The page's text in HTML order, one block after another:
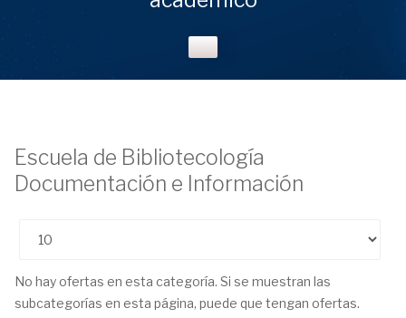
Escuela de Bibliotecología
Documentación e Información
No hay ofertas en esta categoría. Si se muestran las
subcategorías en esta página, puede que tengan ofertas.